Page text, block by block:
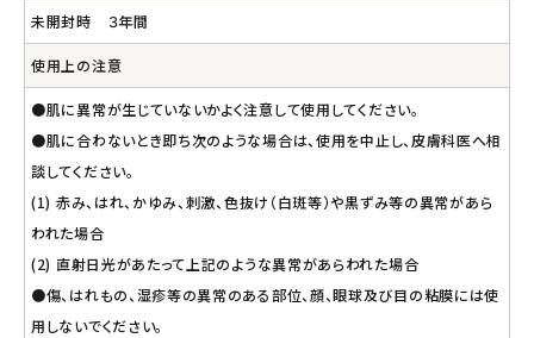
未開封時 ３年間
使用上の注意
●肌に異常が生じていないかよく注意して使用してください。
●肌に合わないとき即ち次のような場合は、使用を中止し、皮膚科医へ相
談してください。
(1) 赤み、はれ、かゆみ、刺激、色抜け（白斑等）や黒ずみ等の異常があら
われた場合
(2) 直射日光があたって上記のような異常があらわれた場合
●傷、はれもの、湿疹等の異常のある部位、顔、眼球及び目の粘膜には使
用しないでください。